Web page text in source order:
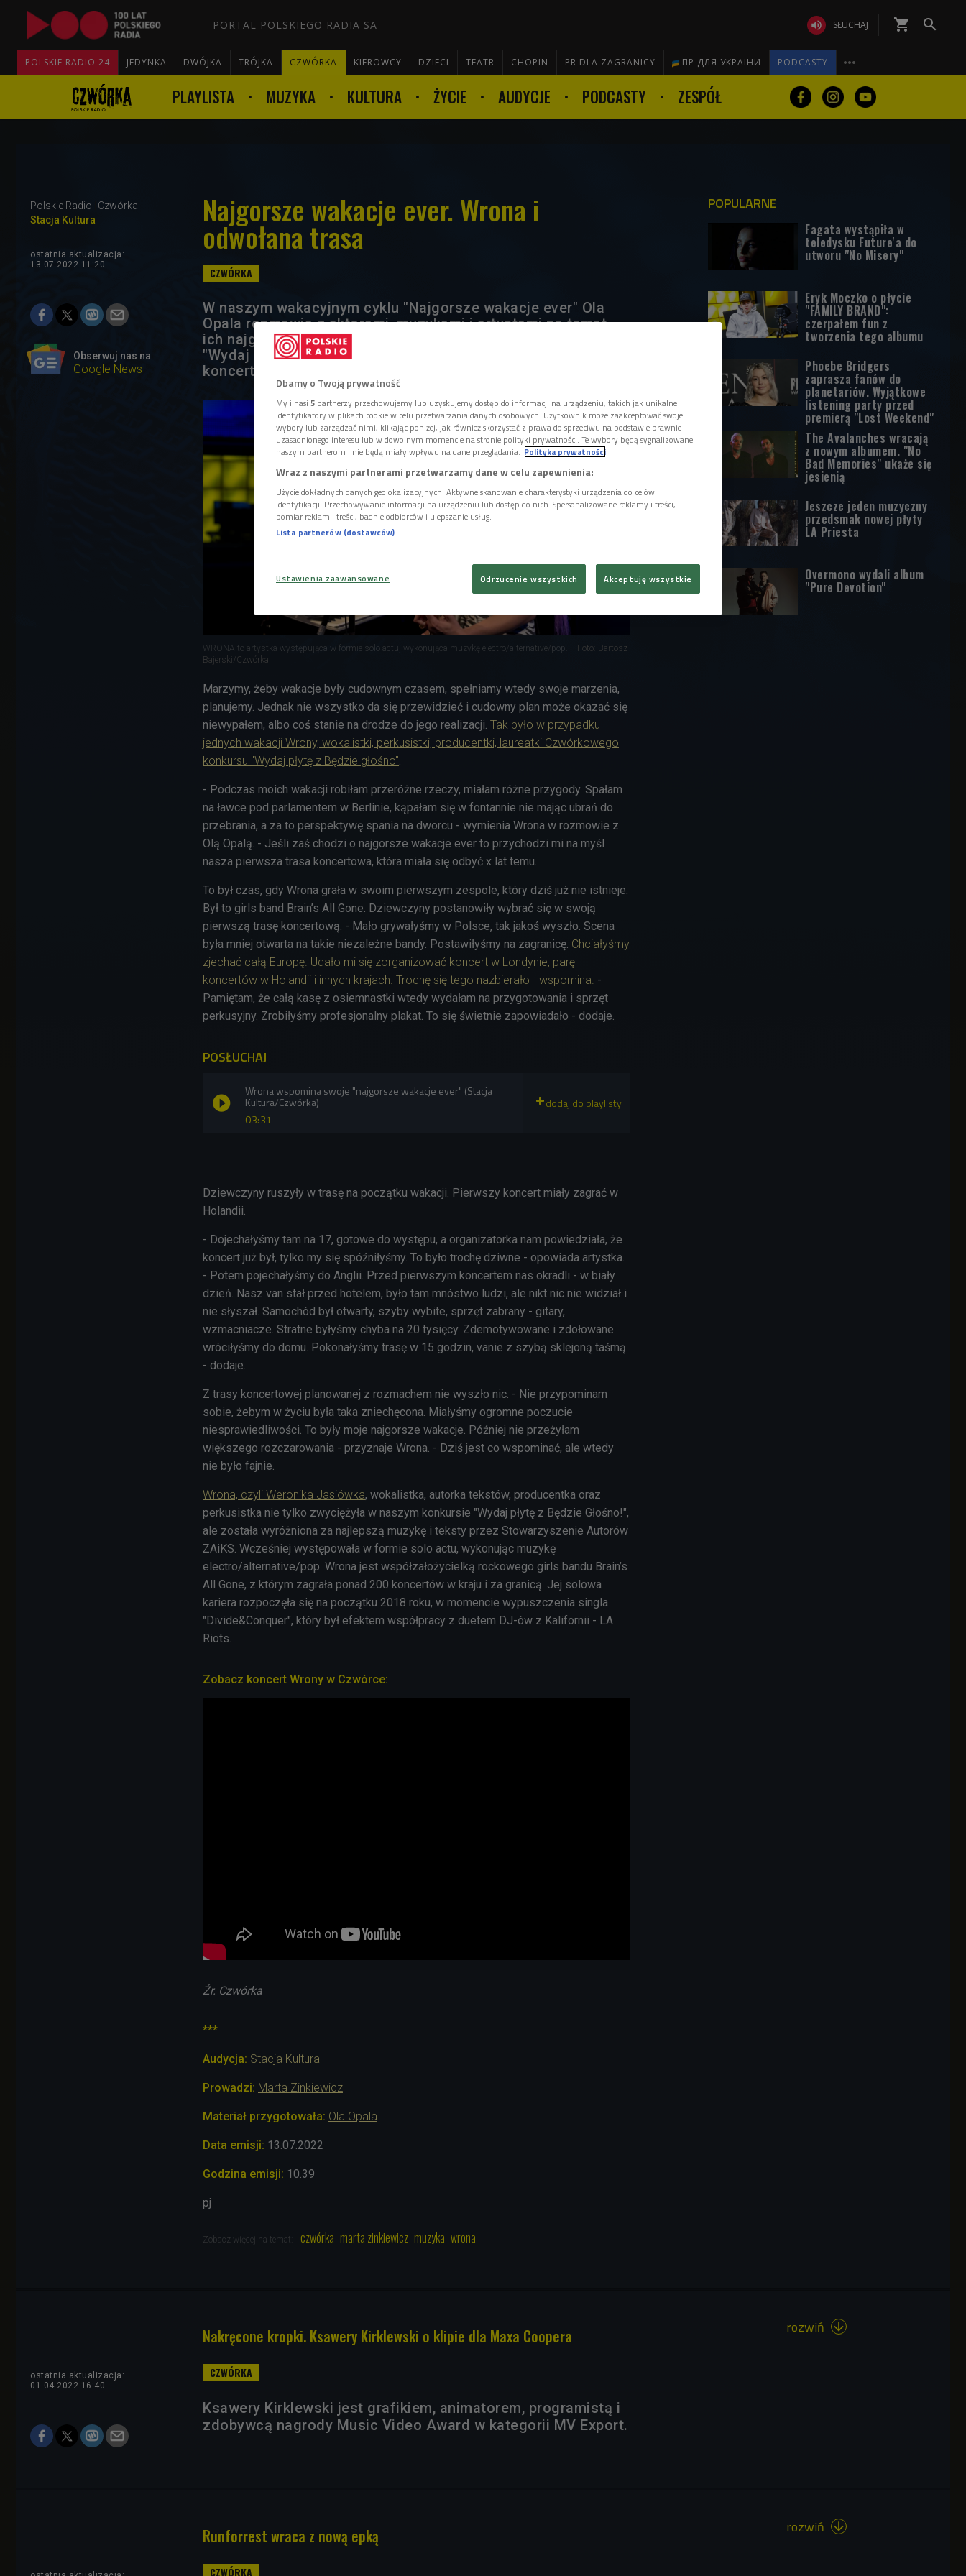
PORTAL POLSKIEGO RADIA SA  SŁUCHAJ shopping_cart 
POLSKIE RADIO 24 JEDYNKA DWÓJKA TRÓJKA CZWÓRKA KIEROWCY DZIECI TEATR CHOPIN PR DLA ZAGRANICY ПР ДЛЯ УКРАЇНИ PODCASTY 

PLAYLISTA MUZYKA KULTURA ŻYCIE AUDYCJE PODCASTY ZESPÓŁ
Polskie Radio
Czwórka
Stacja Kultura
Najgorsze wakacje ever. Wrona i
odwołana trasa
ostatnia aktualizacja:
13.07.2022 11:20
Obserwuj nas na
Google News
W naszym wakacyjnym cyklu "Najgorsze wakacje ever" Ola
Opala rozmawia z aktorami, muzykami i artystami na temat
ich najgorszych wakacji. Wrona, laureatka naszego konkursu
"Wydaj płytę z Będzie głośno" wspomina wakacyjną trasę
koncertową, podczas której żaden występ się nie odbył.
WRONA to artystka występująca w formie solo actu, wykonująca muzykę electro/alternative/pop.
Foto: Bartosz
Bajerski/Czwórka
Marzymy, żeby wakacje były cudownym czasem, spełniamy wtedy swoje marzenia,
planujemy. Jednak nie wszystko da się przewidzieć i cudowny plan może okazać się
niewypałem, albo coś stanie na drodze do jego realizacji. Tak było w przypadku
jednych wakacji Wrony, wokalistki, perkusistki, producentki, laureatki Czwórkowego
konkursu "Wydaj płytę z Będzie głośno".
- Podczas moich wakacji robiłam przeróżne rzeczy, miałam różne przygody. Spałam
na ławce pod parlamentem w Berlinie, kąpałam się w fontannie nie mając ubrań do
przebrania, a za to perspektywę spania na dworcu - wymienia Wrona w rozmowie z
Olą Opalą. - Jeśli zaś chodzi o najgorsze wakacje ever to przychodzi mi na myśl
nasza pierwsza trasa koncertowa, która miała się odbyć x lat temu.
To był czas, gdy Wrona grała w swoim pierwszym zespole, który dziś już nie istnieje.
Był to girls band Brain’s All Gone. Dziewczyny postanowiły wybrać się w swoją
pierwszą trasę koncertową. - Mało grywałyśmy w Polsce, tak jakoś wyszło. Scena
była mniej otwarta na takie niezależne bandy. Postawiłyśmy na zagranicę. Chciałyśmy
zjechać całą Europę. Udało mi się zorganizować koncert w Londynie, parę
koncertów w Holandii i innych krajach. Trochę się tego nazbierało - wspomina. -
Pamiętam, że całą kasę z osiemnastki wtedy wydałam na przygotowania i sprzęt
perkusyjny. Zrobiłyśmy profesjonalny plakat. To się świetnie zapowiadało - dodaje.
POSŁUCHAJ
03:31
Wrona wspomina swoje "najgorsze wakacje ever" (Stacja
Kultura/Czwórka)
Dziewczyny ruszyły w trasę na początku wakacji. Pierwszy koncert miały zagrać w
Holandii.
- Dojechałyśmy tam na 17, gotowe do występu, a organizatorka nam powiedziała, że
koncert już był, tylko my się spóźniłyśmy. To było trochę dziwne - opowiada artystka.
- Potem pojechałyśmy do Anglii. Przed pierwszym koncertem nas okradli - w biały
dzień. Nasz van stał przed hotelem, było tam mnóstwo ludzi, ale nikt nic nie widział i
nie słyszał. Samochód był otwarty, szyby wybite, sprzęt zabrany - gitary,
wzmacniacze. Stratne byłyśmy chyba na 20 tysięcy. Zdemotywowane i zdołowane
wróciłyśmy do domu. Pokonałyśmy trasę w 15 godzin, vanie z szybą sklejoną taśmą
- dodaje.
Z trasy koncertowej planowanej z rozmachem nie wyszło nic. - Nie przypominam
sobie, żebym w życiu była taka zniechęcona. Miałyśmy ogromne poczucie
niesprawiedliwości. To były moje najgorsze wakacje. Później nie przeżyłam
większego rozczarowania - przyznaje Wrona. - Dziś jest co wspominać, ale wtedy
nie było fajnie.
Wrona, czyli Weronika Jasiówka, wokalistka, autorka tekstów, producentka oraz
perkusistka nie tylko zwyciężyła w naszym konkursie "Wydaj płytę z Będzie Głośno!",
ale została wyróżniona za najlepszą muzykę i teksty przez Stowarzyszenie Autorów
ZAiKS. Wcześniej występowała w formie solo actu, wykonując muzykę
electro/alternative/pop. Wrona jest współzałożycielką rockowego girls bandu Brain’s
All Gone, z którym zagrała ponad 200 koncertów w kraju i za granicą. Jej solowa
kariera rozpoczęła się na początku 2018 roku, w momencie wypuszczenia singla
"Divide&Conquer", który był efektem współpracy z duetem DJ-ów z Kalifornii - LA
Riots.
Zobacz koncert Wrony w Czwórce:
Źr. Czwórka
***
Audycja: Stacja Kultura
Prowadzi: Marta Zinkiewicz
Materiał przygotowała: Ola Opala
Data emisji: 13.07.2022
Godzina emisji: 10.39
pj
Zobacz więcej na temat: czwórka marta zinkiewicz muzyka wrona
POPULARNE
Fagata wystąpiła w
teledysku Future'a do
utworu "No Misery"
Eryk Moczko o płycie
"FAMILY BRAND":
czerpałem fun z
tworzenia tego albumu
Phoebe Bridgers
zaprasza fanów do
planetariów. Wyjątkowe
listening party przed
premierą "Lost Weekend"
The Avalanches wracają
z nowym albumem. "No
Bad Memories" ukaże się
jesienią
Jeszcze jeden muzyczny
przedsmak nowej płyty
LA Priesta
Overmono wydali album
"Pure Devotion"
Nakręcone kropki. Ksawery Kirklewski o klipie dla Maxa Coopera
ostatnia aktualizacja:
01.04.2022 16:40
Ksawery Kirklewski jest grafikiem, animatorem, programistą i
zdobywcą nagrody Music Video Award w kategorii MV Export.
rozwiń 
Runforrest wraca z nową epką rozwiń 
Dbamy o Twoją prywatność
My i nasi 5 partnerzy przechowujemy lub uzyskujemy dostęp do informacji na urządzeniu, takich jak unikalne
identyfikatory w plikach cookie w celu przetwarzania danych osobowych. Użytkownik może zaakceptować swoje
wybory lub zarządzać nimi, klikając poniżej, jak również skorzystać z prawa do sprzeciwu na podstawie prawnie
uzasadnionego interesu lub w dowolnym momencie na stronie polityki prywatności. Te wybory będą sygnalizowane
naszym partnerom i nie będą miały wpływu na dane przeglądania. Polityka prywatności
Wraz z naszymi partnerami przetwarzamy dane w celu zapewnienia:
Użycie dokładnych danych geolokalizacyjnych. Aktywne skanowanie charakterystyki urządzenia do celów
identyfikacji. Przechowywanie informacji na urządzeniu lub dostęp do nich. Spersonalizowane reklamy i treści,
pomiar reklam i treści, badnie odbiorców i ulepszanie usług.
Lista partnerów (dostawców)
Ustawienia zaawansowane Odrzucenie wszystkich Akceptuję wszystkie